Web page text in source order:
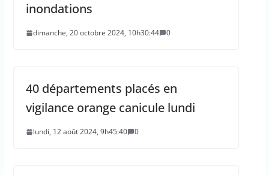
inondations
dimanche, 20 octobre 2024, 10h30:44 0
40 départements placés en
vigilance orange canicule lundi
lundi, 12 août 2024, 9h45:40 0